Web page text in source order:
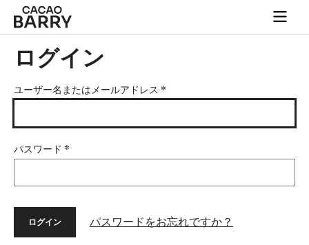
Skip to main content
main
ログイン
ユーザー名またはメールアドレス *
パスワード *
パスワードをお忘れですか？